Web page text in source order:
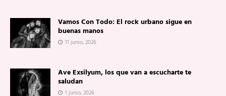
Vamos Con Todo: El rock urbano sigue en
buenas manos
11 junio, 2026
Ave Exsilyum, los que van a escucharte te
saludan
1 junio, 2026